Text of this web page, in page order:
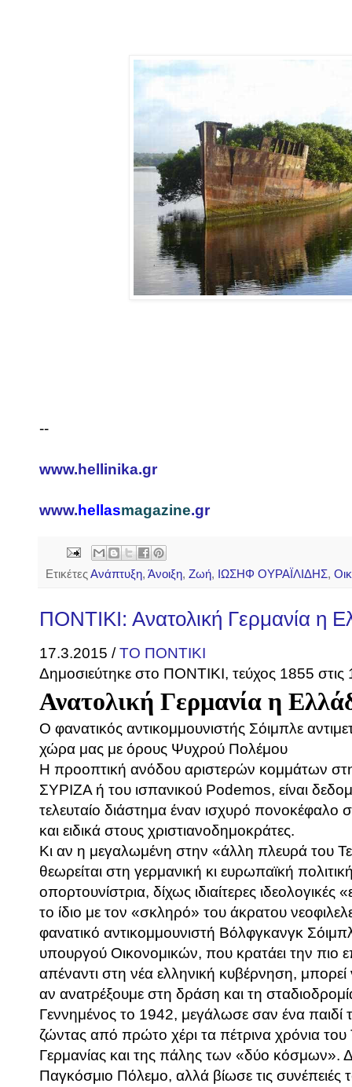
--
www.hellinika.gr
www.hellasmagazine.gr
ΕτικέτεςΑνάπτυξη, Άνοιξη, Ζωή, ΙΩΣΗΦ ΟΥΡΑΪΛΙΔΗΣ,
ΠΟΝΤΙΚΙ: Ανατολική Γερμανία η
17.3.2015 /ΤΟ ΠΟΝΤΙΚΙ
Δημοσιεύτηκε στο ΠΟΝΤΙΚΙ, τεύχος 1855
Ανατολική Γερμανία η
Ο φανατικός αντικομμουνιστής Σόιμπλε
χώρα μας με όρους Ψυχρού Πολέμου
Η προοπτική ανόδου αριστερών κομμάτων
ΣΥΡΙΖΑ ή του ισπανικού Podemos, είναι
τελευταίο διάστημα έναν ισχυρό πονοκέφαλο
και ειδικά στους χριστιανοδημοκράτες.
Κι αν η μεγαλωμένη στην «άλλη πλευρά του
θεωρείται στη γερμανική κι ευρωπαϊκή
οπορτουνίστρια, δίχως ιδιαίτερες ιδεολογικές
το ίδιο με τον «σκληρό» του άκρατου
φανατικό αντικομμουνιστή Βόλφγκανγκ
υπουργού Οικονομικών, που κρατάει την πιο
απέναντι στη νέα ελληνική κυβέρνηση, μπορεί
αν ανατρέξουμε στη δράση και τη
Γεννημένος το 1942, μεγάλωσε σαν ένα
ζώντας από πρώτο χέρι τα πέτρινα χρόνια του
Γερμανίας και της πάλης των «δύο κόσμων».
Παγκόσμιο Πόλεμο, αλλά βίωσε τις συνέπειές